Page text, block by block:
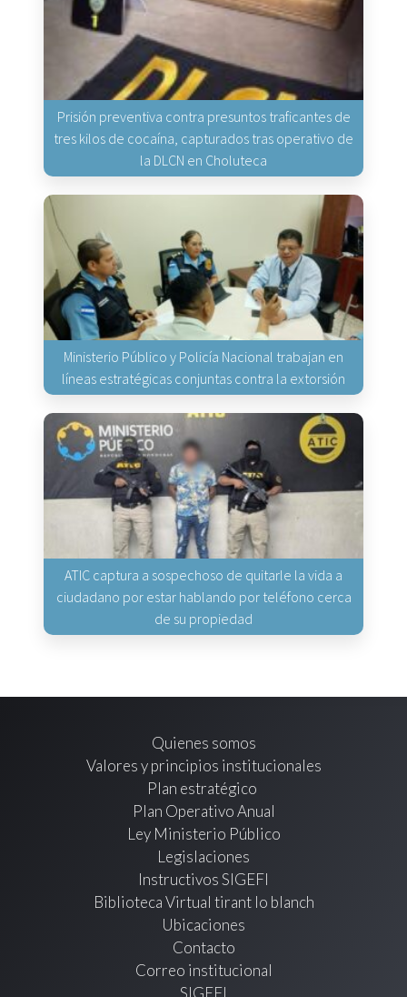
Prisión preventiva contra presuntos traficantes de
tres kilos de cocaína, capturados tras operativo de
la DLCN en Choluteca
Ministerio Público y Policía Nacional trabajan en
líneas estratégicas conjuntas contra la extorsión
ATIC captura a sospechoso de quitarle la vida a
ciudadano por estar hablando por teléfono cerca
de su propiedad
Quienes somos
Valores y principios institucionales
Plan estratégico
Plan Operativo Anual
Ley Ministerio Público
Legislaciones
Instructivos SIGEFI
Biblioteca Virtual tirant lo blanch
Ubicaciones
Contacto
Correo institucional
SIGEFI